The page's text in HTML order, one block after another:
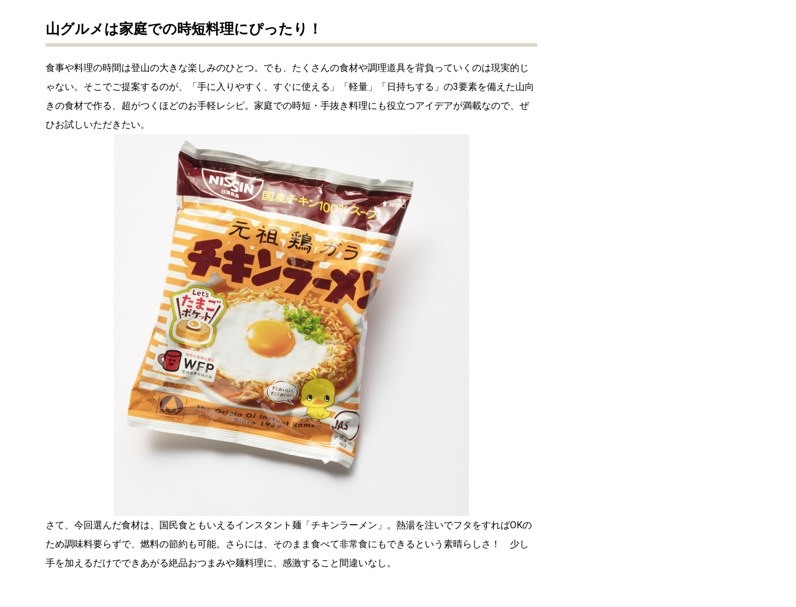
山グルメは家庭での時短料理にぴったり！
食事や料理の時間は登山の大きな楽しみのひとつ。でも、たくさんの食材や調理道具を背負っていくのは現実的じ
ゃない。そこでご提案するのが、「手に入りやすく、すぐに使える」「軽量」「日持ちする」の3要素を備えた山向
きの食材で作る、超がつくほどのお手軽レシピ。家庭での時短・手抜き料理にも役立つアイデアが満載なので、ぜ
ひお試しいただきたい。
さて、今回選んだ食材は、国民食ともいえるインスタント麺「チキンラーメン」。熱湯を注いでフタをすればOKの
ため調味料要らずで、燃料の節約も可能。さらには、そのまま食べて非常食にもできるという素晴らしさ！ 少し
手を加えるだけでできあがる絶品おつまみや麺料理に、感激すること間違いなし。